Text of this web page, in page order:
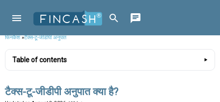
फिनकैश»टैक्स-टू-जीडीपी अनुपात
Table of contents
टैक्स-टू-जीडीपी अनुपात क्या है?